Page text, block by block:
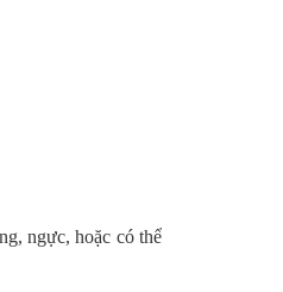
ngực, hoặc có thể